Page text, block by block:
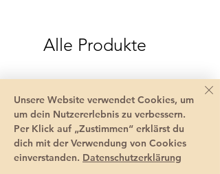
Alle Produkte
Unsere Website verwendet Cookies, um
um dein Nutzererlebnis zu verbessern.
Per Klick auf „Zustimmen“ erklärst du
dich mit der Verwendung von Cookies
einverstanden. Datenschutzerklärung